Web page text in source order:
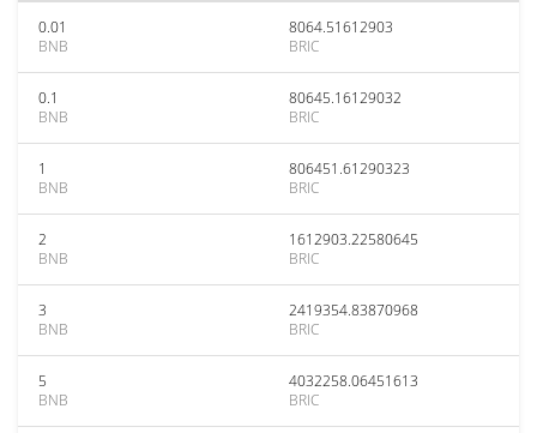
0.01
BNB
8064.51612903
BRIC
0.1
BNB
80645.16129032
BRIC
1
BNB
806451.61290323
BRIC
2
BNB
1612903.22580645
BRIC
3
BNB
2419354.83870968
BRIC
5
BNB
4032258.06451613
BRIC